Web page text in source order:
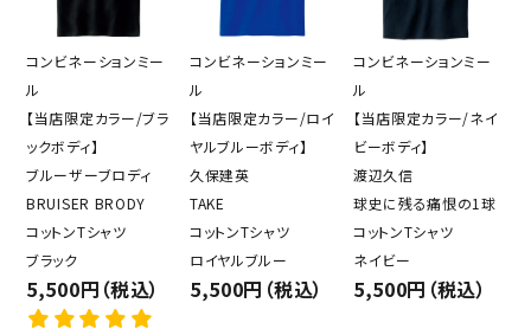
コンビネーションミー
ル
【当店限定カラー/ブラ
ックボディ】
ブルーザーブロディ
BRUISER BRODY
コットンTシャツ
ブラック
5,500円（税込）
コンビネーションミー
ル
【当店限定カラー/ロイ
ヤルブルーボディ】
久保建英
TAKE
コットンTシャツ
ロイヤルブルー
5,500円（税込）
コンビネーションミー
ル
【当店限定カラー/ネイ
ビーボディ】
渡辺久信
球史に残る痛恨の1球
コットンTシャツ
ネイビー
5,500円（税込）